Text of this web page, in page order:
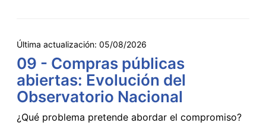
Última actualización: 05/08/2026
09 - Compras públicas
abiertas: Evolución del
Observatorio Nacional
¿Qué problema pretende abordar el compromiso?